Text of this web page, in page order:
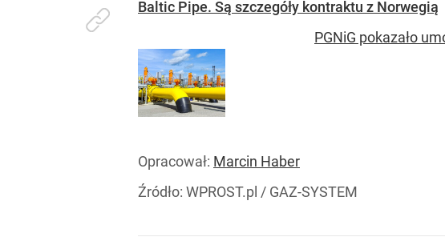
Baltic Pipe. Są szczegóły kontraktu z Norwegią
PGNiG pokazało
Opracował: Marcin Haber
Źródło: WPROST.pl / GAZ-SYSTEM